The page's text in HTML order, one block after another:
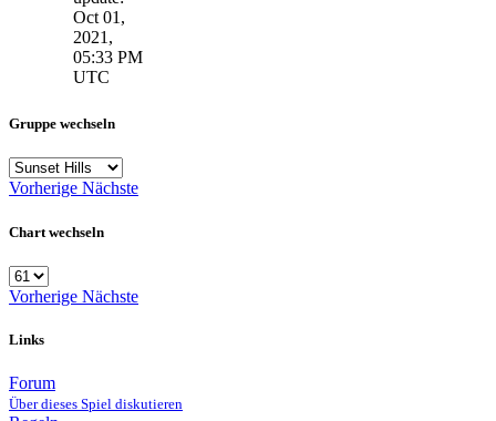
Oct 01,
2021,
05:33 PM
UTC
Gruppe wechseln
Vorherige Nächste
Chart wechseln
Vorherige Nächste
Links
Forum
Über dieses Spiel diskutieren